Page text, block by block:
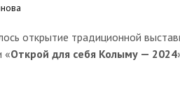
открытие традиционной
«Открой для себя Колыму — 2024